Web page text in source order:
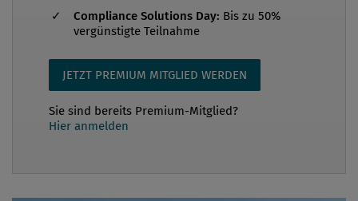
Compliance Solutions Day: Bis zu 50%
vergünstigte Teilnahme
JETZT PREMIUM MITGLIED WERDEN
Sie sind bereits Premium-Mitglied?
Hier anmelden